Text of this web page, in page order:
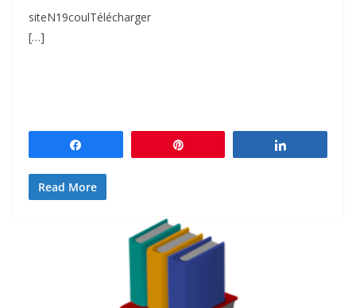
siteN19coulTélécharger
[…]
Read More